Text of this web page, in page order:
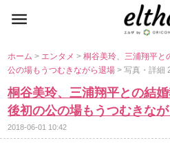
ホーム> エンタメ>桐谷美玲、三浦翔平
公の場もうつむきながら退場> 写真・詳細
桐谷美玲、三浦翔平との結
後初の公の場もうつむきな
2018-06-01 10:42